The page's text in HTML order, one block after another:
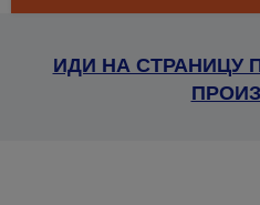
ИДИ НА СТРАНИЦУ